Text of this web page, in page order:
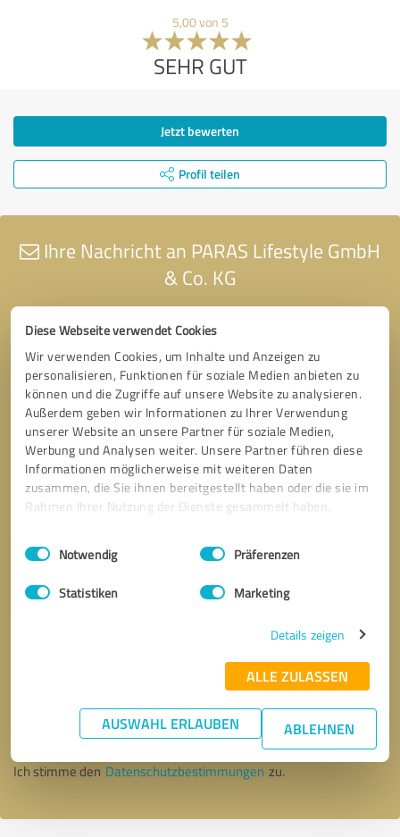
Diese Webseite verwendet Cookies
Wir verwenden Cookies, um Inhalte und Anzeigen zu
personalisieren, Funktionen für soziale Medien anbieten zu
können und die Zugriffe auf unsere Website zu analysieren.
Außerdem geben wir Informationen zu Ihrer Verwendung
unserer Website an unsere Partner für soziale Medien,
Werbung und Analysen weiter. Unsere Partner führen diese
Informationen möglicherweise mit weiteren Daten
zusammen, die Sie ihnen bereitgestellt haben oder die sie im
Rahmen Ihrer Nutzung der Dienste gesammelt haben.
Impressum Datenschutzbestimmungen
Einwilligungsauswahl
Notwendig Präferenzen
Statistiken Marketing
Details zeigen
ALLE ZULASSEN
AUSWAHL ERLAUBEN ABLEHNEN
5,00 von 5
SEHR GUT
Jetzt bewerten
Profil teilen
Ihre Nachricht an PARAS Lifestyle GmbH
& Co. KG
* Erforderliche Angaben
Nachricht senden
Ich stimme den Datenschutzbestimmungen zu.